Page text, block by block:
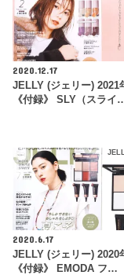
2020.12.17
JELLY (ジェリー) 2021
《付録》 SLY（スライ
2020.6.17
JELLY (ジェリー) 2020
《付録》 EMODA フ…